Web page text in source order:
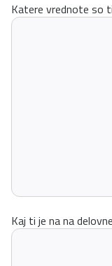
Katere vrednote so
Kaj ti je na na